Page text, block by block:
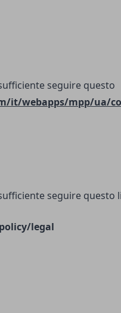
seguire questo
it/webapps/mpp/ua/
seguire questo
legal